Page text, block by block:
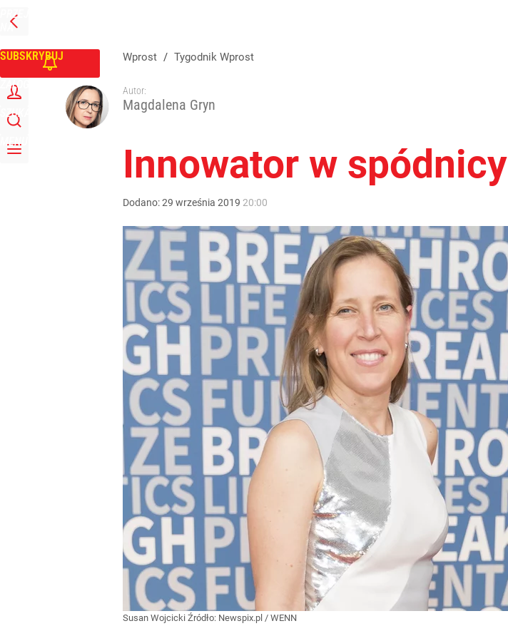
PRZEJDŹ
NA
GŁÓWNĄ
SUBSKRYBUJ
ZALOGUJ
SZUKAJ
MENU
Wprost / Tygodnik Wprost
Autor:
Magdalena Gryn
Innowator w spódnicy
Dodano:29 września 2019 20:00
Susan Wojcicki Źródło: Newspix.pl / WENN